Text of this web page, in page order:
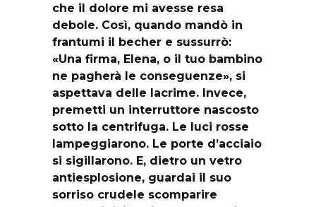
che il dolore mi avesse resa
debole. Così, quando mandò in
frantumi il becher e sussurrò:
«Una firma, Elena, o il tuo bambino
ne pagherà le conseguenze», si
aspettava delle lacrime. Invece,
premetti un interruttore nascosto
sotto la centrifuga. Le luci rosse
lampeggiarono. Le porte d’acciaio
si sigillarono. E, dietro un vetro
antiesplosione, guardai il suo
sorriso crudele scomparire